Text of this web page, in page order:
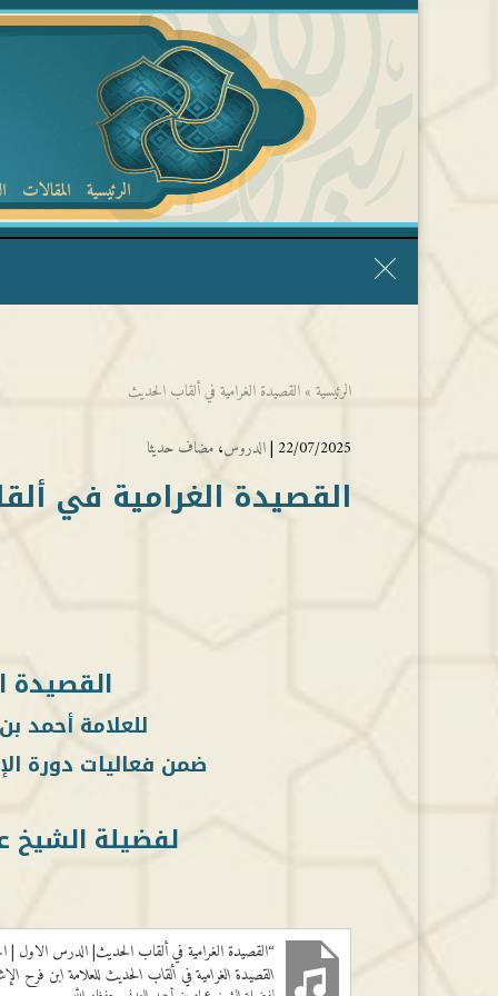
الرئيسية المقالات
الرئيسية » القصيدة الغرامية في ألقاب الحديث
22/07/2025 | الدروس، مضاف حديثا
القصيدة الغرامية في
القصيدة
للعلامة أحمد
ضمن فعاليات دورة
لفضيلة الشيخ
“القصيدة الغرامية في ألقاب الحديث| الدرس الاول
القصيدة الغرامية في ألقاب الحديث للعلامة ابن فرح